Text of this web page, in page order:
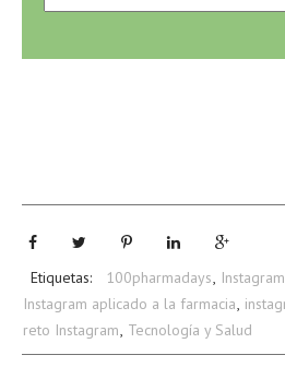
Etiquetas: 100pharmadays, Instagram
Instagram aplicado a la farmacia,
reto Instagram, Tecnología y Salud